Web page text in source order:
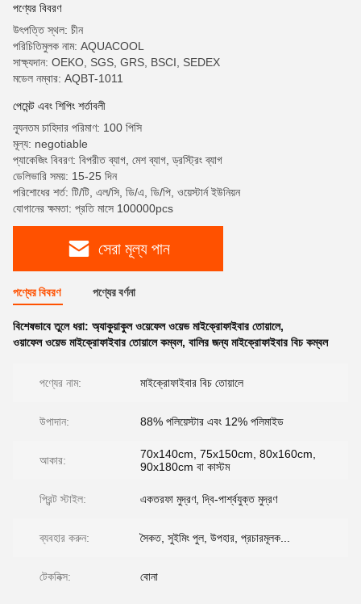
পণ্যের বিবরণ
উৎপত্তি স্থল: চীন
পরিচিতিমুলক নাম: AQUACOOL
সাক্ষ্যদান: OEKO, SGS, GRS, BSCI, SEDEX
মডেল নম্বার: AQBT-1011
পেমেন্ট এবং শিপিং শর্তাবলী
ন্যূনতম চাহিদার পরিমাণ: 100 পিসি
মূল্য: negotiable
প্যাকেজিং বিবরণ: বিপরীত ব্যাগ, মেশ ব্যাগ, ড্রস্ট্রিং ব্যাগ
ডেলিভারি সময়: 15-25 দিন
পরিশোধের শর্ত: টি/টি, এল/সি, ডি/এ, ডি/পি, ওয়েস্টার্ন ইউনিয়ন
যোগানের ক্ষমতা: প্রতি মাসে 100000pcs
সেরা মূল্য পান
পণ্যের বিবরণ পণ্যের বর্ণনা
বিশেষভাবে তুলে ধরা: অ্যাকুয়াকুল ওয়েফেল ওয়েভ মাইক্রোফাইবার তোয়ালে,
ওয়াফেল ওয়েভ মাইক্রোফাইবার তোয়ালে কম্বল, বালির জন্য মাইক্রোফাইবার বিচ কম্বল
পণ্যের নাম: মাইক্রোফাইবার বিচ তোয়ালে
উপাদান: 88% পলিয়েস্টার এবং 12% পলিমাইড
আকার:
70x140cm, 75x150cm, 80x160cm,
90x180cm বা কাস্টম
প্রিন্ট স্টাইল: একতরফা মুদ্রণ, দ্বি-পার্শ্বযুক্ত মুদ্রণ
ব্যবহার করুন: সৈকত, সুইমিং পুল, উপহার, প্রচারমূলক...
টেকনিক্স: বোনা